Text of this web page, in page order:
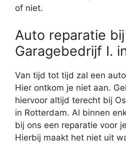
of niet.
Auto reparatie
Garagebedrijf I.
Van tijd tot tijd zal een
Hier ontkom je niet aan.
hiervoor altijd terecht bij
in Rotterdam. Al binnen
bij ons een reparatie voor
Hierbij maakt het niet uit